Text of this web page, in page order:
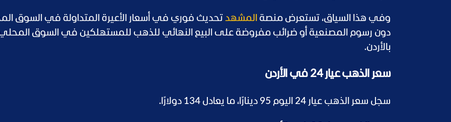
وفي هذا السياق، تستعرض منصة المشهد تحديث فوري في أسعار الأعيرة المتداولة في السوق
دون رسوم المصنعية أو ضرائب مفروضة على البيع النهائي للذهب للمستهلكين في السوق
بالأردن.
سعر الذهب عيار 24 في الأردن
سجل سعر الذهب عيار 24 اليوم 95 دينارًا، ما يعادل 134 دولارًا.